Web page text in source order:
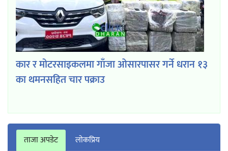
कार र मोटरसाइकलमा गाँजा ओसारपासर गर्ने धरान १३
का थमनसहित चार पक्राउ
ताजा अपडेट लाेकप्रिय